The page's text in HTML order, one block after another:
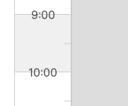
9:00
10:00